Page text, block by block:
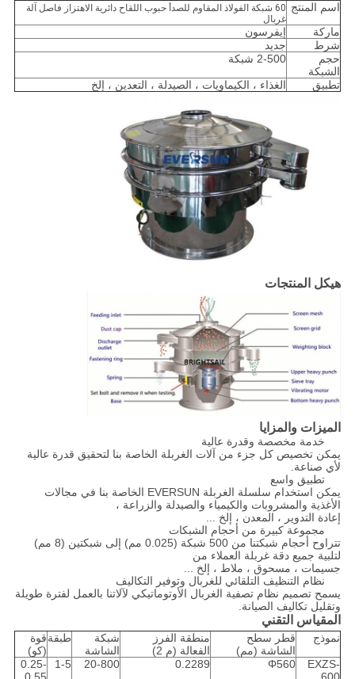
اسم المنتج
60 شبكة الفولاذ المقاوم للصدأ حبوب اللقاح دائرية الاهتزاز فاصل آلة
غربال
ماركة
إيفرسون
شرط
جديد
حجم
الشبكة
2-500 شبكة
تطبيق الغذاء ، الكيماويات ، الصيدلة ، التعدين ، إلخ
هيكل المنتجات
الميزات والمزايا
خدمة مخصصة وقدرة عالية
يمكن تخصيص كل جزء من آلات الغربلة الخاصة بنا لتحقيق قدرة عالية
لأي صناعة.
تطبيق واسع
يمكن استخدام سلسلة الغربلة EVERSUN الخاصة بنا في مجالات
الأغذية والمشروبات والكيمياء والصيدلة والزراعة ،
إعادة التدوير ، المعدن ، إلخ ...
مجموعة كبيرة من أحجام الشبكات
تتراوح أحجام شبكتنا من 500 شبكة (0.025 مم) إلى شبكتين (8 مم)
لتلبية جميع دقة غربلة العملاء من
جسيمات ، مسحوق ، ملاط ​​، إلخ ...
نظام التنظيف التلقائي للغربال وتوفير التكاليف
يسمح تصميم نظام تصفية الغربال الأوتوماتيكي لآلاتنا بالعمل لفترة طويلة
وتقليل تكاليف الصيانة.
المقياس التقني
نموذج
قطر سطح
الشاشة (مم)
منطقة الفرز
الفعالة (م 2)
شبكة
الشاشة
طبقةقوة
(كو)
EXZS-
Φ560
0.2289
20-800
1-5
0.25-